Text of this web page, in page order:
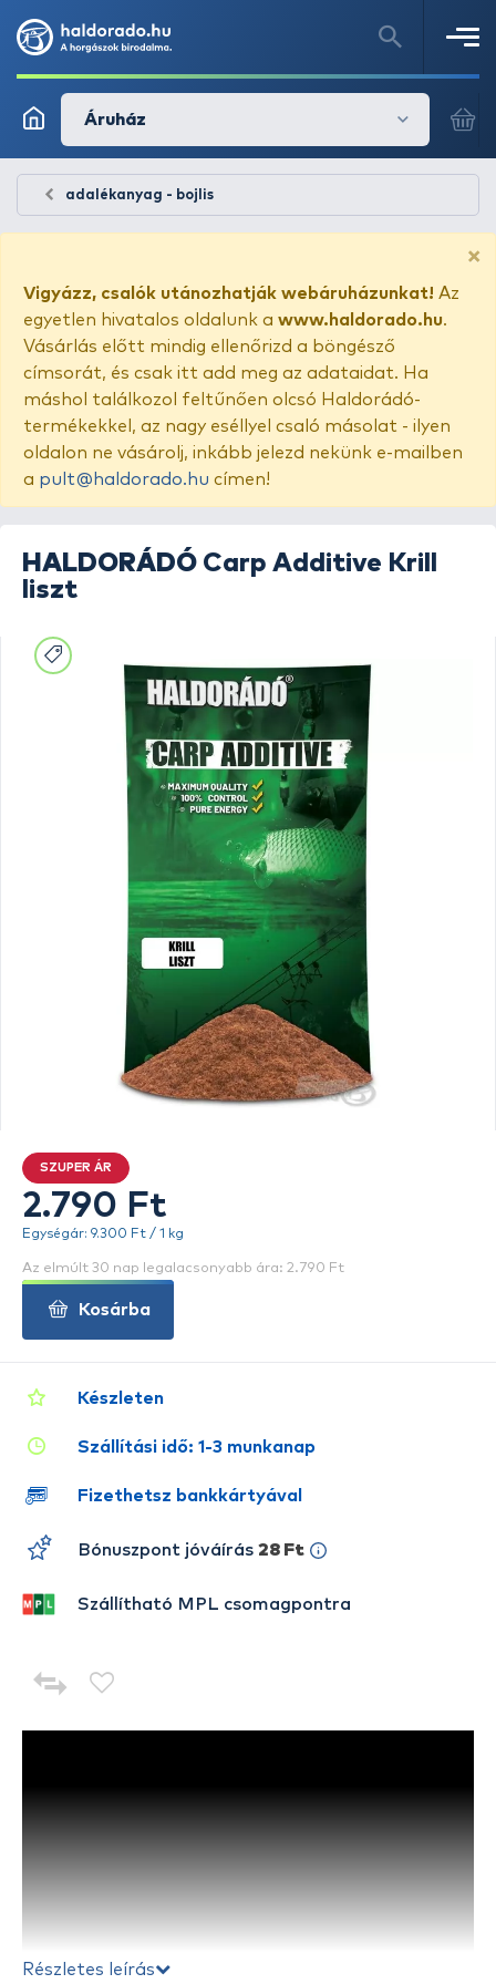
Áruház
adalékanyag - bojlis
×
Vigyázz, csalók utánozhatják webáruházunkat! Az
egyetlen hivatalos oldalunk a www.haldorado.hu.
Vásárlás előtt mindig ellenőrizd a böngésző
címsorát, és csak itt add meg az adataidat. Ha
máshol találkozol feltűnően olcsó Haldorádó-
termékekkel, az nagy eséllyel csaló másolat - ilyen
oldalon ne vásárolj, inkább jelezd nekünk e-mailben
a pult@haldorado.hu címen!
HALDORÁDÓ Carp Additive Krill
liszt
Részletes leírás
Készleten
Szállítási idő: 1-3 munkanap
Fizethetsz bankkártyával
Bónuszpont jóváírás 28 Ft
Szállítható MPL csomagpontra
SZUPER ÁR
2.790 Ft
Egységár: 9.300 Ft / 1 kg
Az elmúlt 30 nap legalacsonyabb ára: 2.790 Ft
Kosárba